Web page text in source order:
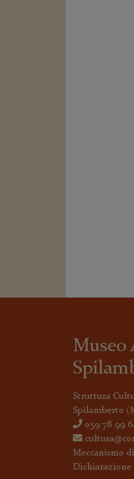
Museo
Struttura
Spilamberto
059 78 99
Meccanismo
Dichiarazione